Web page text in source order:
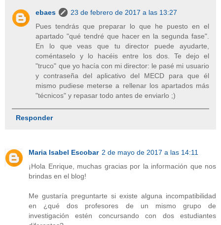
ebaes
23 de febrero de 2017 a las 13:27
Pues tendrás que preparar lo que he puesto en el
apartado "qué tendré que hacer en la segunda fase".
En lo que veas que tu director puede ayudarte,
coméntaselo y lo hacéis entre los dos. Te dejo el
"truco" que yo hacía con mi director: le pasé mi usuario
y contraseña del aplicativo del MECD para que él
mismo pudiese meterse a rellenar los apartados más
"técnicos" y repasar todo antes de enviarlo ;)
Responder
Maria Isabel Escobar 2 de mayo de 2017 a las 14:11
¡Hola Enrique, muchas gracias por la información que nos
brindas en el blog!
Me gustaría preguntarte si existe alguna incompatibilidad
en ¿qué dos profesores de un mismo grupo de
investigación estén concursando con dos estudiantes